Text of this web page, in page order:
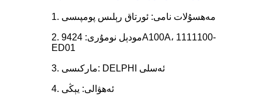
1. مەھسۇلات نامى: ئورتاق رېلىس پومپىسى
2. مودېل نومۇرى: 9424A100A، 1111100-
ED01
3. ماركىسى: DELPHI ئەسلى
4. ئەھۋالى: يېڭى